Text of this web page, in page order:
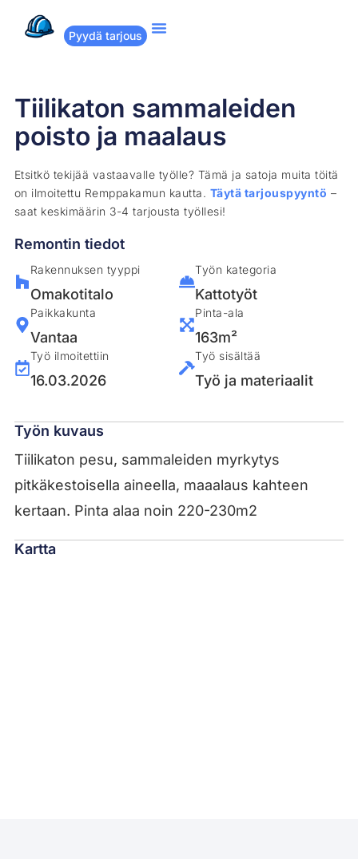
Pyydä tarjous
Tiilikaton sammaleiden
poisto ja maalaus
Etsitkö tekijää vastaavalle työlle? Tämä ja satoja muita töitä
on ilmoitettu Remppakamun kautta. Täytä tarjouspyyntö –
saat keskimäärin 3-4 tarjousta työllesi!
Remontin tiedot
Rakennuksen tyyppi
Omakotitalo
Paikkakunta
Vantaa
Työ ilmoitettiin
16.03.2026
Työn kategoria
Kattotyöt
Pinta-ala
163m²
Työ sisältää
Työ ja materiaalit
Työn kuvaus
Tiilikaton pesu, sammaleiden myrkytys
pitkäkestoisella aineella, maaalaus kahteen
kertaan. Pinta alaa noin 220-230m2
Kartta